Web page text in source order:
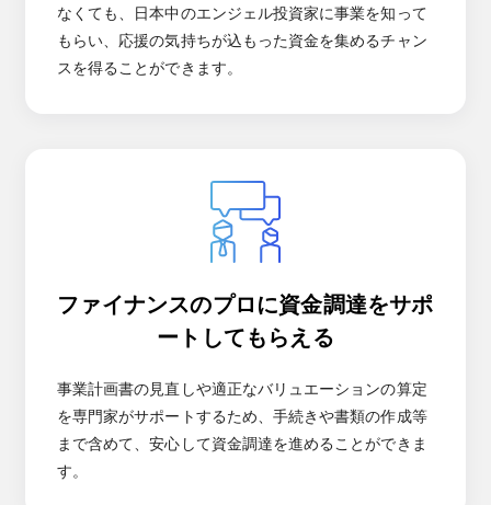
なくても、日本中のエンジェル投資家に事業を知って
もらい、応援の気持ちが込もった資金を集めるチャン
スを得ることができます。
ファイナンスのプロに資金調達をサポ
ートしてもらえる
事業計画書の見直しや適正なバリュエーションの算定
を専門家がサポートするため、手続きや書類の作成等
まで含めて、安心して資金調達を進めることができま
す。